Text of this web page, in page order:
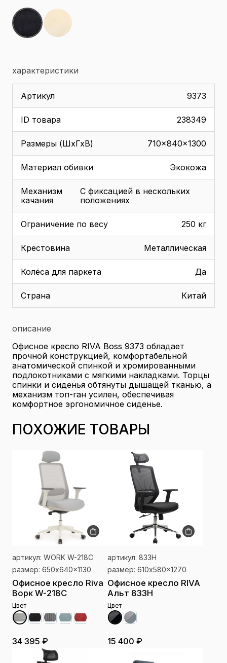
характеристики
Артикул 9373
ID товара 238349
Размеры (ШхГхВ) 710x840x1300
Материал обивки Экокожа
Механизм
качания
С фиксацией в нескольких
положениях
Ограничение по весу 250 кг
Крестовина Металлическая
Колёса для паркета Да
Страна Китай
описание
Офисное кресло RIVA Boss 9373 обладает
прочной конструкцией, комфортабельной
анатомической спинкой и хромированными
подлокотниками с мягкими накладками. Торцы
спинки и сиденья обтянуты дышащей тканью, а
механизм топ-ган усилен, обеспечивая
комфортное эргономичное сиденье.
ПОХОЖИЕ ТОВАРЫ
артикул: WORK W-218C
размер: 650x640x1130
Офисное кресло Riva
Ворк W-218C
Цвет
34 395 ₽
артикул: 833H
размер: 610x580x1270
Офисное кресло RIVA
Альт 833H
Цвет
15 400 ₽